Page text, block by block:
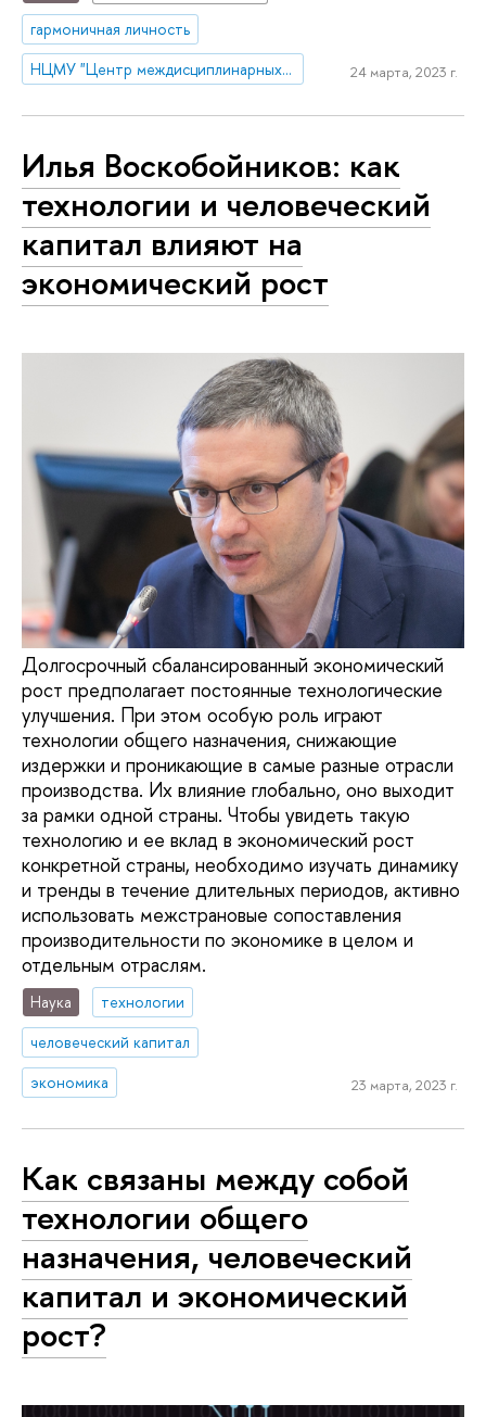
гармоничная личность
НЦМУ "Центр междисциплинарных исследований человеческого потенциала"
24 марта, 2023 г.
Илья Воскобойников: как
технологии и человеческий
капитал влияют на
экономический рост
Долгосрочный сбалансированный экономический
рост предполагает постоянные технологические
улучшения. При этом особую роль играют
технологии общего назначения, снижающие
издержки и проникающие в самые разные отрасли
производства. Их влияние глобально, оно выходит
за рамки одной страны. Чтобы увидеть такую
технологию и ее вклад в экономический рост
конкретной страны, необходимо изучать динамику
и тренды в течение длительных периодов, активно
использовать межстрановые сопоставления
производительности по экономике в целом и
отдельным отраслям.
Наука
технологии
человеческий капитал
экономика
23 марта, 2023 г.
Как связаны между собой
технологии общего
назначения, человеческий
капитал и экономический
рост?